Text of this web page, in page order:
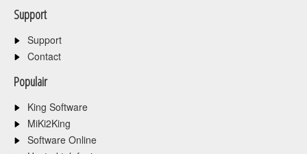
Support
Support
Contact
Populair
King Software
MiKi2King
Software Online